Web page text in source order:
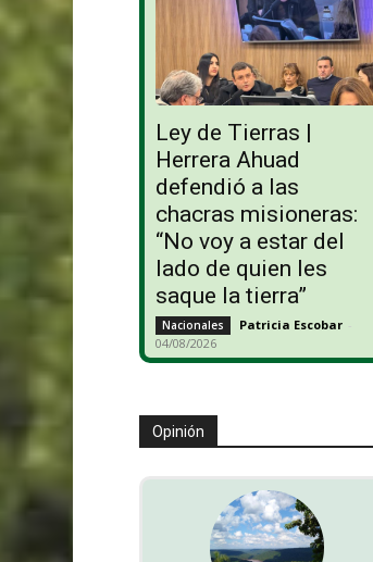
Ley de Tierras |
Herrera Ahuad
defendió a las
chacras misioneras:
“No voy a estar del
lado de quien les
saque la tierra”
Nacionales Patricia Escobar -
04/08/2026
Opinión